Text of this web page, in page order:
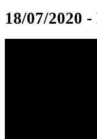
18/07/2020